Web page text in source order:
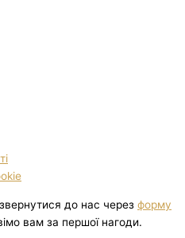
до нас через форму
вам за першої нагоди.